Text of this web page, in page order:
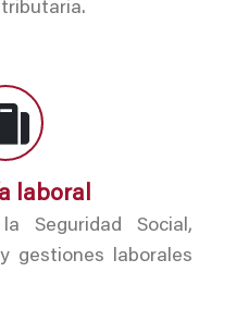
laboral
Seguridad Social,
gestiones laborales